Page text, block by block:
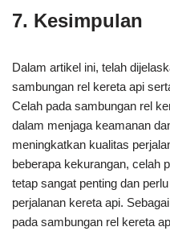
7. Kesimpulan
Dalam artikel ini, telah
sambungan rel kereta api
Celah pada sambungan rel
dalam menjaga keamanan
meningkatkan kualitas
beberapa kekurangan, celah
tetap sangat penting dan
perjalanan kereta api.
pada sambungan rel kereta